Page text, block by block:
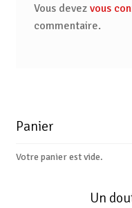
Vous devez vous
commentaire.
Panier
Votre panier est vide.
Un